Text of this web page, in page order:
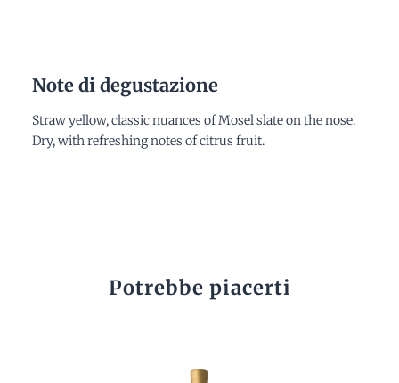
Note di degustazione
Straw yellow, classic nuances of Mosel slate on the nose.
Dry, with refreshing notes of citrus fruit.
Potrebbe piacerti